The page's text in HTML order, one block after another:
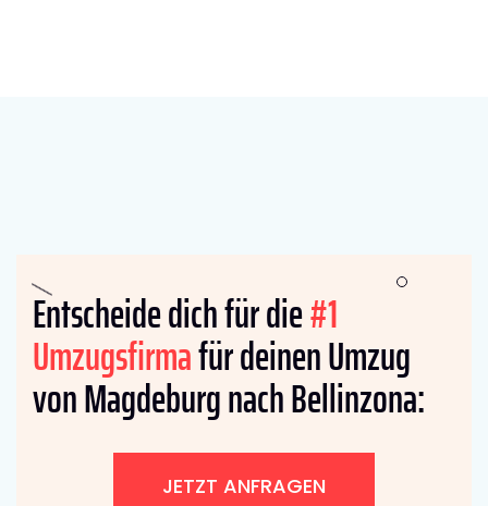
Entscheide dich für die#1
Umzugsfirmafür deinen Umzug
von Magdeburg nach Bellinzona:
JETZT ANFRAGEN